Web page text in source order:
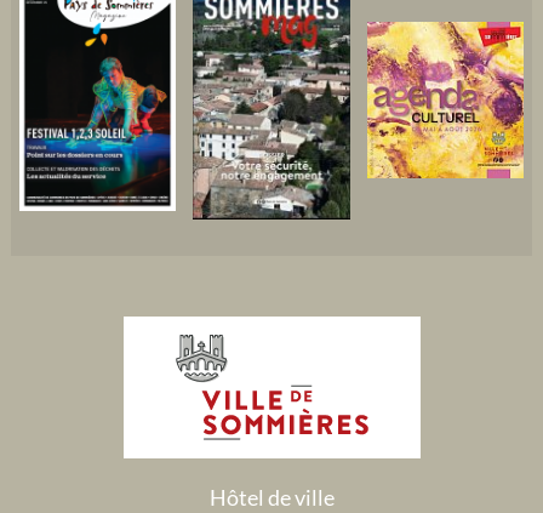
Hôtel de ville